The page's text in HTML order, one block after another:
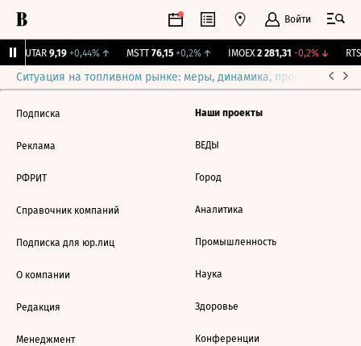
Войти
UTAR 9,19 +0,44%↑ MSTT 76,15 +0,2%↑ IMOEX 2 281,31 -0,2%↓ RTSI
Ситуация на топливном рынке: меры, динамика, прогнозы
Подписка
Реклама
РФРИТ
Справочник компаний
Подписка для юр.лиц
О компании
Редакция
Менеджмент
Наши проекты
ВЕДЫ
Город
Аналитика
Промышленность
Наука
Здоровье
Конференции